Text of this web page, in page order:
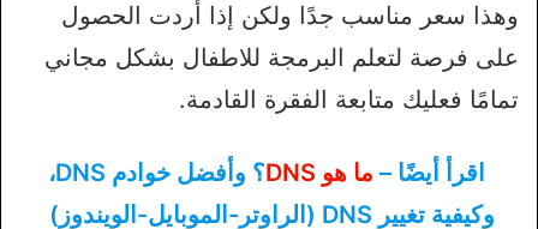
وهذا سعر مناسب جدًا ولكن إذا أردت الحصول
على فرصة لتعلم البرمجة للاطفال بشكل مجاني
تمامًا فعليك متابعة الفقرة القادمة.
اقرأ أيضًا – ما هو DNS
؟ وأفضل خوادم DNS،
وكيفية تغيير DNS (الراوتر-الموبايل-الويندوز)